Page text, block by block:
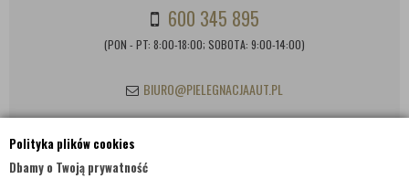
Polityka plików cookies
Dbamy o Twoją prywatność
600 345 895
(PON - PT: 8:00-18:00; SOBOTA: 9:00-14:00)
BIURO@PIELEGNACJAAUT.PL
INFORMACJE KONTAKTOWE